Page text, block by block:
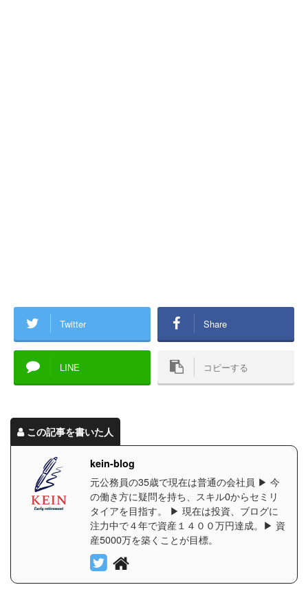
Twitter Share
LINE コピーする
この記事を書いた人
kein-blog
元公務員の35歳で現在は普通の会社員 ▶︎ 今
の働き方に疑問を持ち、スキル0からセミリ
タイアを目指す。 ▶︎ 現在は投資、ブログに
注力中で４年で資産１４００万円達成。▶︎ 資
産5000万を築くことが目標。